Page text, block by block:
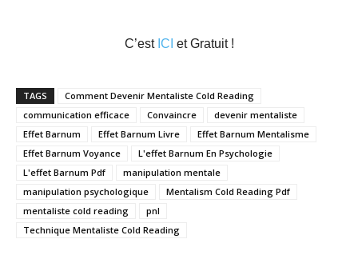
C’est ICI et Gratuit !
TAGS
Comment Devenir Mentaliste Cold Reading
communication efficace
Convaincre
devenir mentaliste
Effet Barnum
Effet Barnum Livre
Effet Barnum Mentalisme
Effet Barnum Voyance
L'effet Barnum En Psychologie
L'effet Barnum Pdf
manipulation mentale
manipulation psychologique
Mentalism Cold Reading Pdf
mentaliste cold reading
pnl
Technique Mentaliste Cold Reading